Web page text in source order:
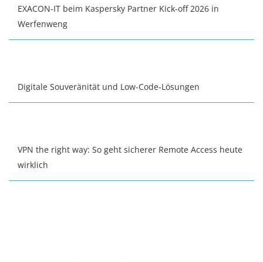
EXACON-IT beim Kaspersky Partner Kick-off 2026 in
Werfenweng
Digitale Souveränität und Low-Code-Lösungen
VPN the right way: So geht sicherer Remote Access heute
wirklich